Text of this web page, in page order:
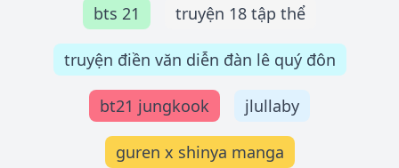
bts 21 truyện 18 tập thể
truyện điền văn diễn đàn lê quý đôn
bt21 jungkook jlullaby
guren x shinya manga